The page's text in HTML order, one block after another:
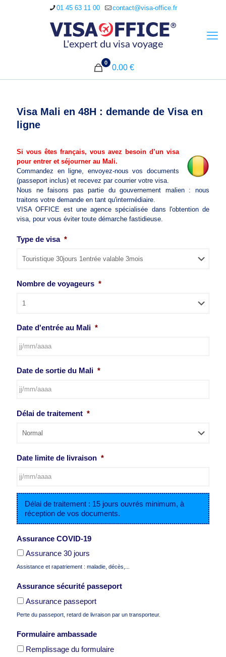
01 45 63 11 00 contact@visa-office.fr
0
0.00 €
Visa Mali en 48H : demande de Visa en
ligne
Si vous êtes français, vous avez besoin d’un visa
pour entrer et séjourner au Mali.
Commandez en ligne, envoyez-nous vos documents
(passeport inclus) et recevez par courrier votre visa.
Nous ne faisons pas partie du gouvernement malien : nous
traitons votre demande en tant qu'intermédiaire.
VISA OFFICE est une agence spécialisée dans l'obtention de
visa, pour vous éviter toute démarche fastidieuse.
Type de visa *
Nombre de voyageurs *
Date d'entrée au Mali *
slash
MM
slash
Date de sortie du Mali *
slash
slash
Délai de traitement *
Date limite de livraison *
JJ
slash
MM
slash
Délai de traitement : 15 jours ouvrés minimum, à
réception de vos documents.
Assurance COVID-19
Assurance 30 jours
Assistance et rapatriement : maladie, décès,...
Assurance sécurité passeport
Assurance passeport
Perte du passeport, retard de livraison par un transporteur.
Formulaire ambassade
Remplissage du formulaire